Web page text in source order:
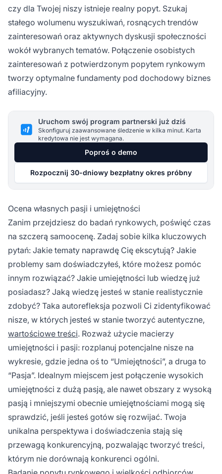
czy dla Twojej niszy istnieje realny popyt. Szukaj
stałego wolumenu wyszukiwań, rosnących trendów
zainteresowań oraz aktywnych dyskusji społeczności
wokół wybranych tematów. Połączenie osobistych
zainteresowań z potwierdzonym popytem rynkowym
tworzy optymalne fundamenty pod dochodowy biznes
afiliacyjny.
Uruchom swój program partnerski już dziś
Skonfiguruj zaawansowane śledzenie w kilka minut. Karta
kredytowa nie jest wymagana.
Poproś o demo
Rozpocznij 30-dniowy bezpłatny okres próbny
Ocena własnych pasji i umiejętności
Zanim przejdziesz do badań rynkowych, poświęć czas
na szczerą samoocenę. Zadaj sobie kilka kluczowych
pytań: Jakie tematy naprawdę Cię ekscytują? Jakie
problemy sam doświadczyłeś, które możesz pomóc
innym rozwiązać? Jakie umiejętności lub wiedzę już
posiadasz? Jaką wiedzę jesteś w stanie realistycznie
zdobyć? Taka autorefleksja pozwoli Ci zidentyfikować
nisze, w których jesteś w stanie tworzyć autentyczne,
wartościowe treści. Rozważ użycie macierzy
umiejętności i pasji: rozplanuj potencjalne nisze na
wykresie, gdzie jedna oś to “Umiejętności”, a druga to
“Pasja”. Idealnym miejscem jest połączenie wysokich
umiejętności z dużą pasją, ale nawet obszary z wysoką
pasją i mniejszymi obecnie umiejętnościami mogą się
sprawdzić, jeśli jesteś gotów się rozwijać. Twoja
unikalna perspektywa i doświadczenia stają się
przewagą konkurencyjną, pozwalając tworzyć treści,
którym nie dorównają konkurenci ogólni.